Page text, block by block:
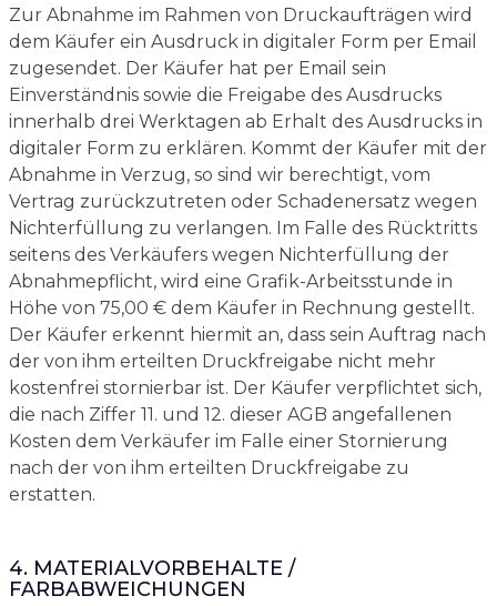
Zur Abnahme im Rahmen von Druckaufträgen wird
dem Käufer ein Ausdruck in digitaler Form per Email
zugesendet. Der Käufer hat per Email sein
Einverständnis sowie die Freigabe des Ausdrucks
innerhalb drei Werktagen ab Erhalt des Ausdrucks in
digitaler Form zu erklären. Kommt der Käufer mit der
Abnahme in Verzug, so sind wir berechtigt, vom
Vertrag zurückzutreten oder Schadenersatz wegen
Nichterfüllung zu verlangen. Im Falle des Rücktritts
seitens des Verkäufers wegen Nichterfüllung der
Abnahmepflicht, wird eine Grafik-Arbeitsstunde in
Höhe von 75,00 € dem Käufer in Rechnung gestellt.
Der Käufer erkennt hiermit an, dass sein Auftrag nach
der von ihm erteilten Druckfreigabe nicht mehr
kostenfrei stornierbar ist. Der Käufer verpflichtet sich,
die nach Ziffer 11. und 12. dieser AGB angefallenen
Kosten dem Verkäufer im Falle einer Stornierung
nach der von ihm erteilten Druckfreigabe zu
erstatten.
4. MATERIALVORBEHALTE /
FARBABWEICHUNGEN